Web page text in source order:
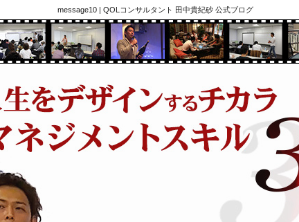
message10 | QOLコンサルタント 田中貴紀砂 公式ブログ